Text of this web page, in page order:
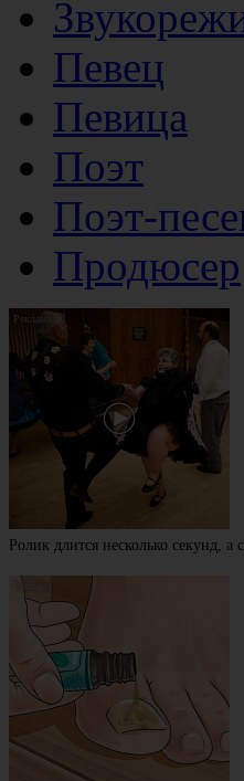
Певец
Певица
Поэт
Поэт-
Продюсер
Ролик длится несколько секунд, а